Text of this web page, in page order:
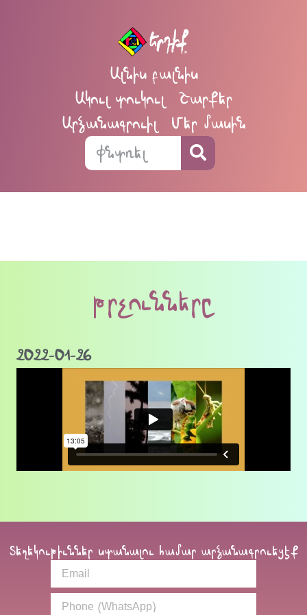
Ալնիս բալնիս
Ակուլ տուկուլ
Շարքեր
Արձանագրուիլ
Մեր մասին
թրչունները
2022-01-26
Տեղեկութիւններ ստանալու համար արձանագրուեցէք